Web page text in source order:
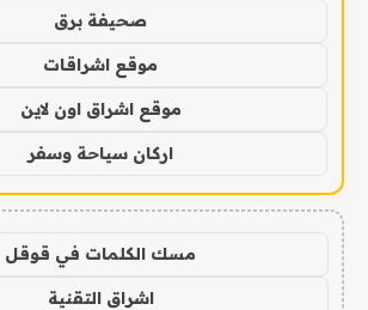
صحيفة برق
موقع اشراقات
موقع اشراق اون لاين
اركان سياحة وسفر
مسك الكلمات في قوقل
اشراق التقنية